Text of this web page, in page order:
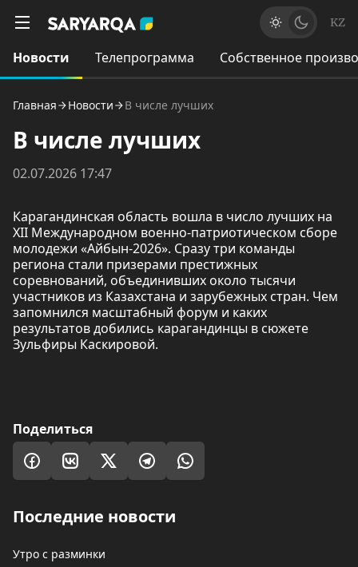
KZ
Новости Телепрограмма Собственное
Главная Новости В числе лучших
В числе лучших
02.07.2026 17:47
Карагандинская область вошла в число лучших на
XII Международном военно-патриотическом сборе
молодежи «Айбын-2026». Сразу три команды
региона стали призерами престижных
соревнований, объединивших около тысячи
участников из Казахстана и зарубежных стран. Чем
запомнился масштабный форум и каких
результатов добились карагандинцы в сюжете
Зульфиры Каскировой.
Поделиться
Последние новости
Утро с разминки